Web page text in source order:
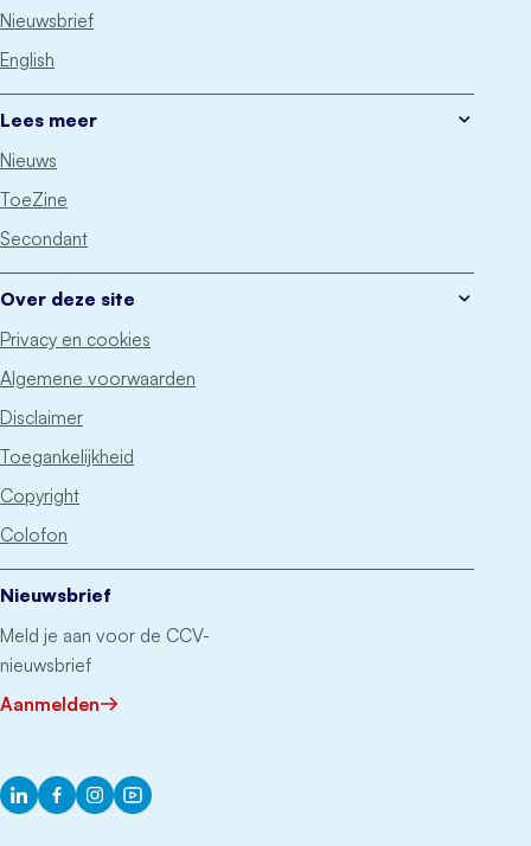
Nieuwsbrief
English
Lees meer
Nieuws
ToeZine
Secondant
Over deze site
Privacy en cookies
Algemene voorwaarden
Disclaimer
Toegankelijkheid
Copyright
Colofon
Nieuwsbrief
Meld je aan voor de CCV-
nieuwsbrief
Aanmelden
LinkedInFacebook
InstagramYouTube